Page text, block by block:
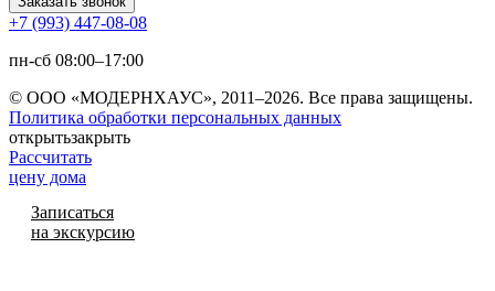
+7 (993) 447-08-08
пн-сб 08:00–17:00
© ООО «МОДЕРНХАУС», 2011–2026. Все права защищены.
Политика обработки персональных данных
открытьзакрыть
Рассчитать
цену дома
Записаться
на экскурсию